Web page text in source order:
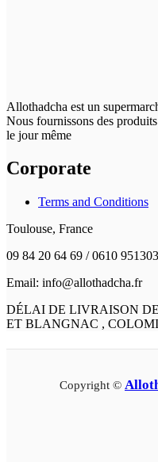
Allothadcha est un
Nous fournissons des
le jour même
Corporate
Terms and Conditions
Toulouse, France
09 84 20 64 69 / 0610 951303
Email: info@allothadcha.fr
DÉLAI DE LIVRAISON
ET BLANGNAC ,
Copyright ©